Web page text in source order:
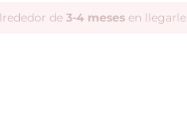
de 3-4 mesesen llegarle.